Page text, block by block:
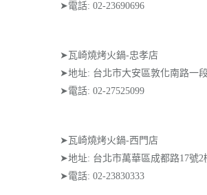
➤電話: 02-23690696
➤瓦崎燒烤火鍋-忠孝店
➤地址: 台北市大安區敦化南路一
➤電話: 02-27525099
➤瓦崎燒烤火鍋-西門店
➤地址: 台北市萬華區成都路17號2
➤電話: 02-23830333